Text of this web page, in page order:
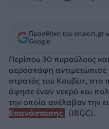
Προσθήκη του onalert.gr
Google
Περίπου 30 πυραύλους
αεροσκάφη
στρατός του Κουβέιτ, στο
άφησε έναν νεκρό και
την οποία ανέλαβαν την
Επανάστασης
(IRGC).